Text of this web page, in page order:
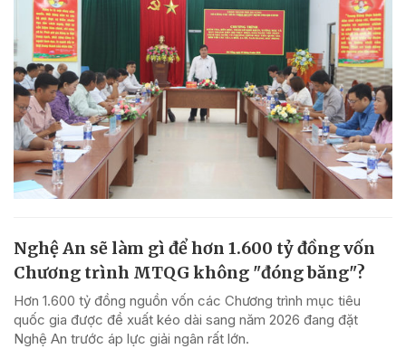
Nghệ An sẽ làm gì để hơn 1.600 tỷ đồng vốn
Chương trình MTQG không "đóng băng"?
Hơn 1.600 tỷ đồng nguồn vốn các Chương trình mục tiêu
quốc gia được đề xuất kéo dài sang năm 2026 đang đặt
Nghệ An trước áp lực giải ngân rất lớn.